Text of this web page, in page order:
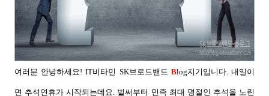
여러분 안녕하세요! IT비타민 SK브로드밴드 Blog지기입니다.내일이
면 추석연휴가 시작되는데요. 벌써부터 민족 최대 명절인 추석을 노린